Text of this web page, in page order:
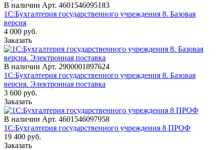
В наличии Арт. 4601546095183
1С:Бухгалтерия государственного учреждения 8. Базовая
версия
4 000 руб.
Заказать
В наличии Арт. 2900001897624
1С:Бухгалтерия государственного учреждения 8. Базовая
версия. Электронная поставка
3 600 руб.
Заказать
В наличии Арт. 4601546097958
1С:Бухгалтерия государственного учреждения 8 ПРОФ
19 400 руб.
Заказать